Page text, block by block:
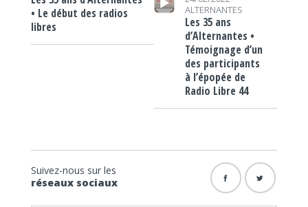
• Le début des radios
libres
ALTERNANTES
Les 35 ans
d’Alternantes •
Témoignage d’un
des participants
à l’épopée de
Radio Libre 44
Suivez-nous sur les
réseaux sociaux